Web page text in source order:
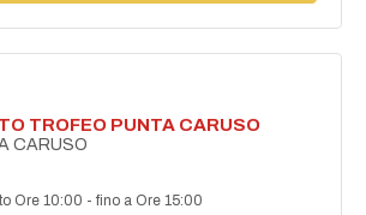
TROFEO PUNTA CARUSO
CARUSO
Ore 10:00 -fino a Ore 15:00